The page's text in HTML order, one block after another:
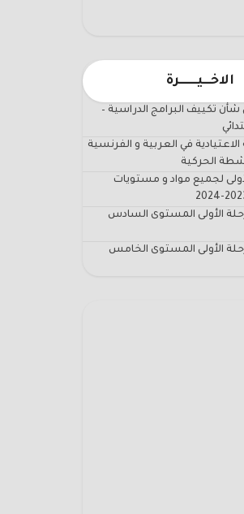
الاخـــيـــــــرة
تكييف البرامج الدراسية –
الاعتيادية في العربية و الفرنسية
الحركية
لجميع مواد و مستويات
الأولى المستوى السادس
الأولى المستوى الخامس